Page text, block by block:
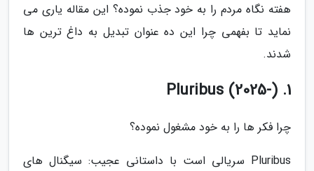
هفته نگاه مردم را به خود جذب نموده؟ این مقاله یاری می
نماید تا بفهمی چرا این ده عنوان تبدیل به داغ ترین ها
شدند.
1. Pluribus (2025-)
چرا فکر ها را به خود مشغول نموده؟
Pluribus سریالی است با داستانی عجیب: سیگنال های